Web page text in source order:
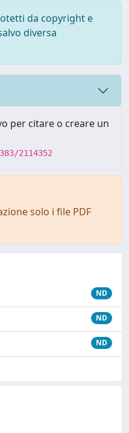
da copyright e
diversa
per citare o creare un
2114352
solo i file PDF
ND
ND
ND